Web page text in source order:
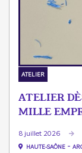
ATELIER
ATELIER
MILLE
8 juillet 2026
HAUTE-SAÔNE -